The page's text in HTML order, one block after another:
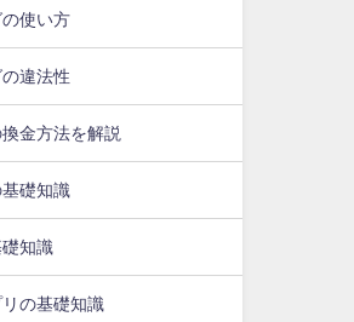
使い方
違法性
金方法を解説
礎知識
知識
の基礎知識